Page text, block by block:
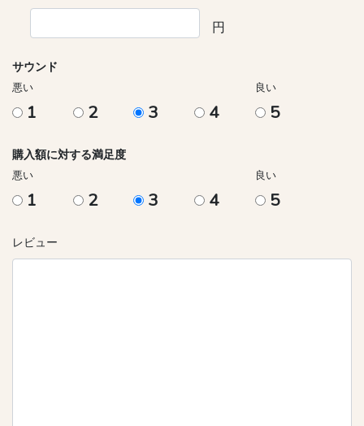
円
サウンド
悪い 良い
1 2 3 4 5
購入額に対する満足度
悪い 良い
1 2 3 4 5
レビュー